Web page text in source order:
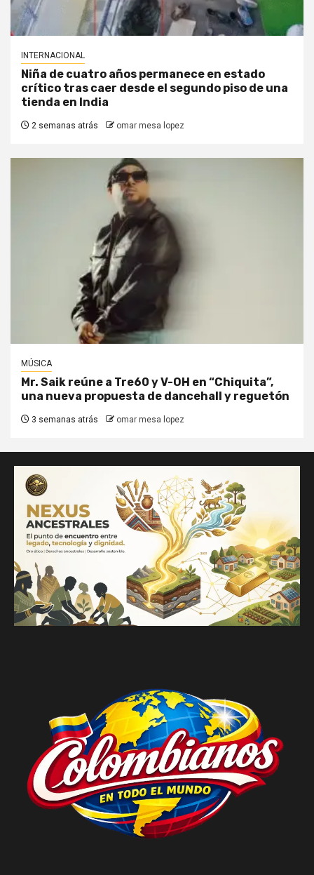
INTERNACIONAL
Niña de cuatro años permanece en estado
crítico tras caer desde el segundo piso de una
tienda en India
2 semanas atrás omar mesa lopez
MÚSICA
Mr. Saik reúne a Tre60 y V-OH en “Chiquita”,
una nueva propuesta de dancehall y reguetón
3 semanas atrás omar mesa lopez